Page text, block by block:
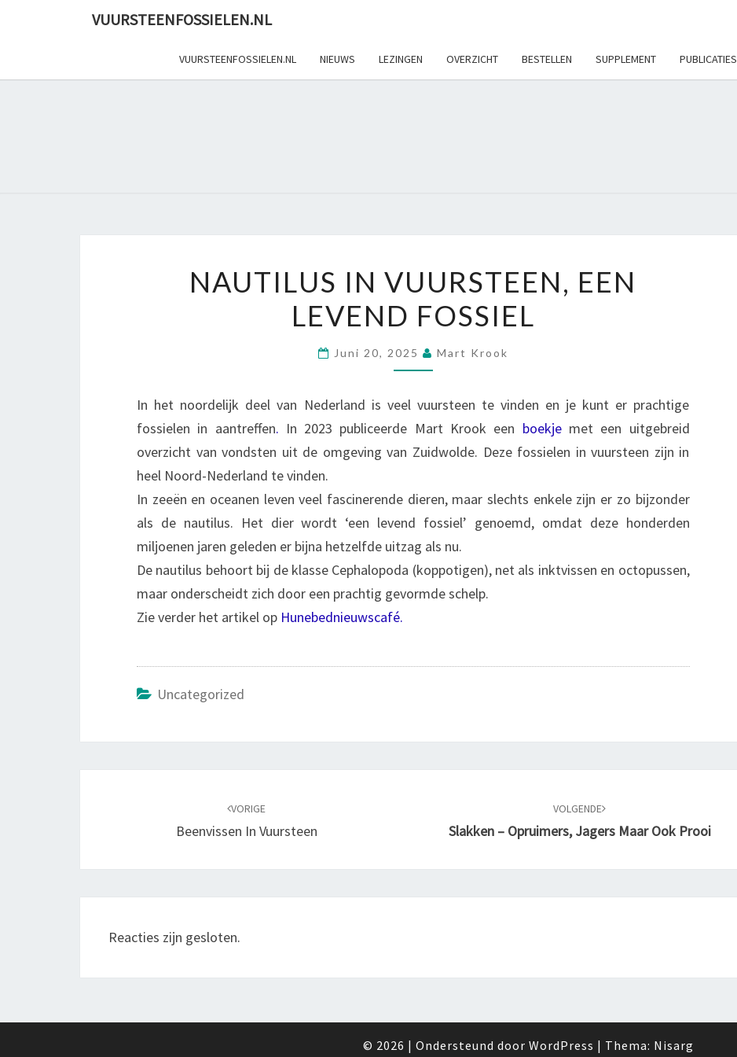
VUURSTEENFOSSIELEN.NL
VUURSTEENFOSSIELEN.NL NIEUWS LEZINGEN OVERZICHT BESTELLEN SUPPLEMENT PUBLICATIES
IN
VUURSTEEN,
EEN
LEVEND
NAUTILUS IN VUURSTEEN, EEN
LEVEND FOSSIEL
Juni 20, 2025 Mart Krook
In het noordelijk deel van Nederland is veel vuursteen te vinden en je kunt er prachtige
fossielen in aantreffen. In 2023 publiceerde Mart Krook een boekjemet een uitgebreid
overzicht van vondsten uit de omgeving van Zuidwolde. Deze fossielen in vuursteen zijn in
heel Noord-Nederland te vinden.
In zeeën en oceanen leven veel fascinerende dieren, maar slechts enkele zijn er zo bijzonder
als de nautilus. Het dier wordt ‘een levend fossiel’ genoemd, omdat deze honderden
miljoenen jaren geleden er bijna hetzelfde uitzag als nu.
De nautilus behoort bij de klasse Cephalopoda (koppotigen), net als inktvissen en octopussen,
maar onderscheidt zich door een prachtig gevormde schelp.
Zie verder het artikel op Hunebednieuwscafé.
Uncategorized
berichten
VORIGE
Beenvissen In Vuursteen
VOLGENDE
Slakken – Opruimers, Jagers Maar Ook Prooi
Reacties zijn gesloten.
© 2026 | Ondersteund door WordPress | Thema: Nisarg